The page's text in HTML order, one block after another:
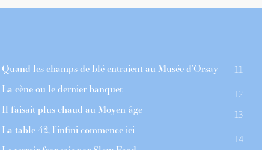
Quand les champs de blé entraient au Musée d’Orsay
La cène ou le dernier banquet
Il faisait plus chaud au Moyen-âge
La table 42, l’infini commence ici
11
12
13
14